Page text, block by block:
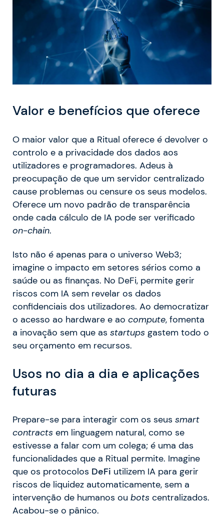
Valor e benefícios que oferece
O maior valor que a Ritual oferece é devolver o
controlo e a privacidade dos dados aos
utilizadores e programadores. Adeus à
preocupação de que um servidor centralizado
cause problemas ou censure os seus modelos.
Oferece um novo padrão de transparência
onde cada cálculo de IA pode ser verificado
on-chain.
Isto não é apenas para o universo Web3;
imagine o impacto em setores sérios como a
saúde ou as finanças. No DeFi, permite gerir
riscos com IA sem revelar os dados
confidenciais dos utilizadores. Ao democratizar
o acesso ao hardware e ao compute, fomenta
a inovação sem que as startups gastem todo o
seu orçamento em recursos.
Usos no dia a dia e aplicações
futuras
Prepare-se para interagir com os seus smart
contracts em linguagem natural, como se
estivesse a falar com um colega; é uma das
funcionalidades que a Ritual permite. Imagine
que os protocolos DeFi utilizem IA para gerir
riscos de liquidez automaticamente, sem a
intervenção de humanos ou bots centralizados.
Acabou-se o pânico.